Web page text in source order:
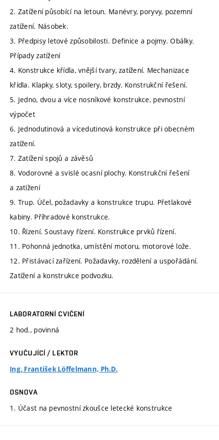
2. Zatížení působící na letoun. Manévry, poryvy, pozemní
zatížení. Násobek.
3. Předpisy letové způsobilosti. Definice a pojmy. Obálky.
Případy zatížení
4. Konstrukce křídla, vnější tvary, zatížení. Mechanizace
křídla. Klapky, sloty, spoilery, brzdy. Konstrukční řešení.
5. Jedno, dvou a více nosníkové konstrukce, pevnostní
výpočet
6. Jednodutinová a vícedutinová konstrukce při obecném
zatížení.
7. Zatížení spojů a závěsů
8. Vodorovné a svislé ocasní plochy. Konstrukční řešení
a zatížení
9. Trup. Účel, požadavky a konstrukce trupu. Přetlakové
kabiny. Příhradové konstrukce.
10. Řízení. Soustavy řízení. Konstrukce prvků řízení.
11. Pohonná jednotka, umístění motoru, motorové lože.
12. Přistávací zařízení. Požadavky, rozdělení a uspořádání.
Zatížení a konstrukce podvozku.
LABORATORNÍ CVIČENÍ
2 hod., povinná
VYUČUJÍCÍ / LEKTOR
Ing. František Löffelmann, Ph.D.
OSNOVA
1. Účast na pevnostní zkoušce letecké konstrukce